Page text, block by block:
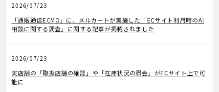
2026/07/23
「通販通信ECMO」に、メルカートが実施した「ECサイト利用時のAI
相談に関する調査」に関する記事が掲載されました
2026/07/23
実店舗の「取扱店舗の確認」や「在庫状況の照会」がECサイト上で可
能に